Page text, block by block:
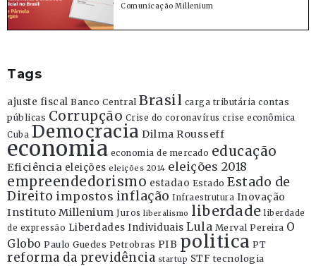
Comunicação Millenium
Tags
ajuste fiscal Banco Central Brasil carga tributária contas
públicas Corrupção Crise do coronavírus crise econômica
Cuba Democracia Dilma Rousseff
economia economia de mercado educação
Eficiência eleições eleições 2014 eleições 2018
empreendedorismo estadao Estado Estado de
Direito impostos inflação Infraestrutura Inovação
Instituto Millenium Juros liberalismo liberdade liberdade
de expressão Liberdades Individuais Lula Merval Pereira O
Globo Paulo Guedes Petrobras PIB politica PT
reforma da previdência startup STF tecnologia